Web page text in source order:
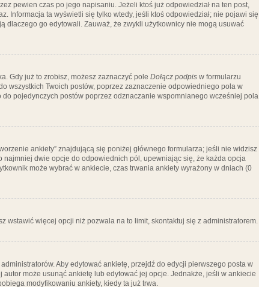
pewien czas po jego napisaniu. Jeżeli ktoś już odpowiedział na ten post,
Informacja ta wyświetli się tylko wtedy, jeśli ktoś odpowiedział; nie pojawi się
dlaczego go edytowali. Zauważ, że zwykli użytkownicy nie mogą usuwać
Gdy już to zrobisz, możesz zaznaczyć pole Dołącz podpis w formularzu
wszystkich Twoich postów, poprzez zaznaczenie odpowiedniego pola w
pojedynczych postów poprzez odznaczanie wspomnianego wcześniej pola
ankiety” znajdującą się poniżej głównego formularza; jeśli nie widzisz
najmniej dwie opcje do odpowiednich pól, upewniając się, że każda opcja
może wybrać w ankiecie, czas trwania ankiety wyrażony w dniach (0
wstawić więcej opcji niż pozwala na to limit, skontaktuj się z administratorem.
Aby edytować ankietę, przejdź do edycji pierwszego posta w
może usunąć ankietę lub edytować jej opcje. Jednakże, jeśli w ankiecie
modyfikowaniu ankiety, kiedy ta już trwa.